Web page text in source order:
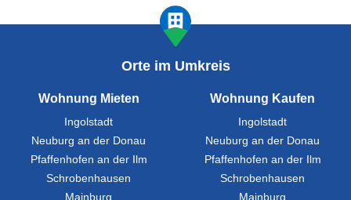
Orte im Umkreis
Wohnung Mieten
Ingolstadt
Neuburg an der Donau
Pfaffenhofen an der Ilm
Schrobenhausen
Mainburg
Wohnung Kaufen
Ingolstadt
Neuburg an der Donau
Pfaffenhofen an der Ilm
Schrobenhausen
Mainburg